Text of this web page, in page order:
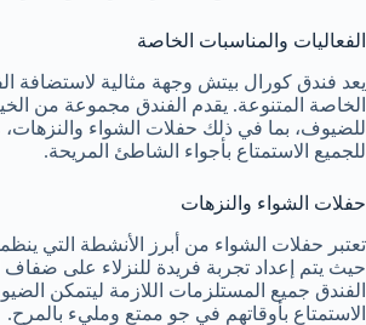
الفعاليات والمناسبات الخاصة
يعد فندق كورال بيتش وجهة مثالية لاستضافة
الخاصة المتنوعة. يقدم الفندق مجموعة من
للضيوف، بما في ذلك حفلات الشواء والنزهات،
للجميع الاستمتاع بأجواء الشاطئ المريحة.
حفلات الشواء والنزهات
تعتبر حفلات الشواء من أبرز الأنشطة التي
حيث يتم إعداد تجربة فريدة للنزلاء على ضفاف
الفندق جميع المستلزمات اللازمة ليتمكن
الاستمتاع بأوقاتهم في جو ممتع ومليء بالمرح.